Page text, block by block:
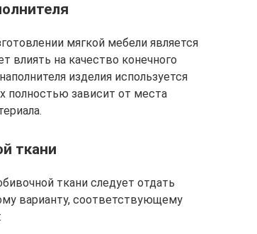
мягкой мебели является
влиять на качество конечного
изделия используется
полностью зависит от места
ткани
ткани следует отдать
варианту, соответствующему